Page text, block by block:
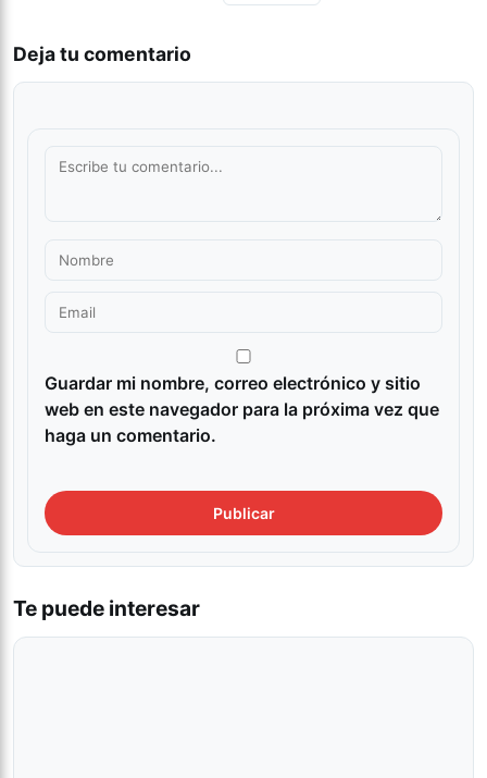
Deja tu comentario
Guardar mi nombre, correo electrónico y sitio
web en este navegador para la próxima vez que
haga un comentario.
Te puede interesar